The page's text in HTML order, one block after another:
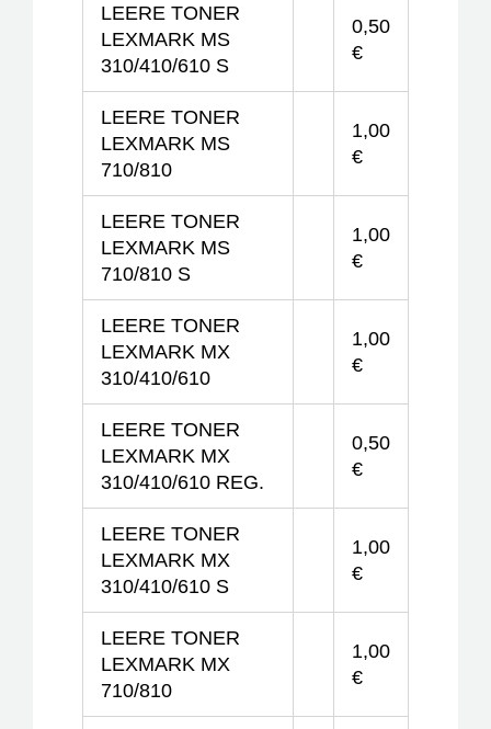
LEERE TONER
LEXMARK MS
310/410/610 S
0,50
€
LEERE TONER
LEXMARK MS
710/810
1,00
€
LEERE TONER
LEXMARK MS
710/810 S
1,00
€
LEERE TONER
LEXMARK MX
310/410/610
1,00
€
LEERE TONER
LEXMARK MX
310/410/610 REG.
0,50
€
LEERE TONER
LEXMARK MX
310/410/610 S
1,00
€
LEERE TONER
LEXMARK MX
710/810
1,00
€